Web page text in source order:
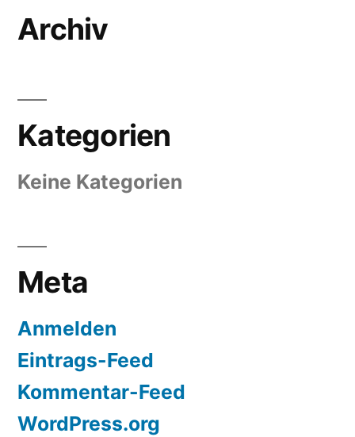
Archiv
Kategorien
Keine Kategorien
Meta
Anmelden
Eintrags-Feed
Kommentar-Feed
WordPress.org